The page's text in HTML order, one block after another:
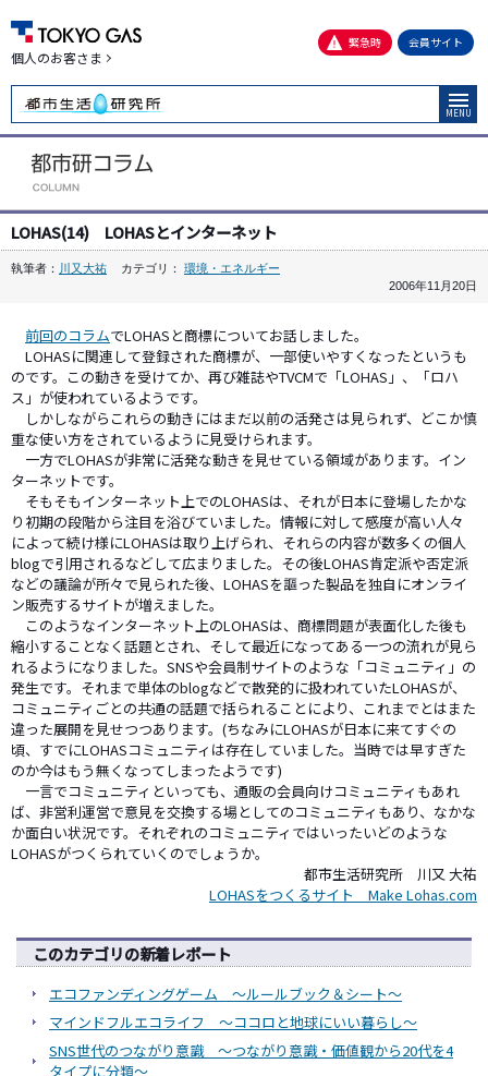
個人のお客さま
緊急時 会員サイト
MENU
LOHAS(14) LOHASとインターネット
執筆者： 川又大祐 カテゴリ： 環境・エネルギー
2006年11月20日
前回のコラムでLOHASと商標についてお話しました。
LOHASに関連して登録された商標が、一部使いやすくなったというも
のです。この動きを受けてか、再び雑誌やTVCMで「LOHAS」、「ロハ
ス」が使われているようです。
しかしながらこれらの動きにはまだ以前の活発さは見られず、どこか慎
重な使い方をされているように見受けられます。
一方でLOHASが非常に活発な動きを見せている領域があります。イン
ターネットです。
そもそもインターネット上でのLOHASは、それが日本に登場したかな
り初期の段階から注目を浴びていました。情報に対して感度が高い人々
によって続け様にLOHASは取り上げられ、それらの内容が数多くの個人
blogで引用されるなどして広まりました。その後LOHAS肯定派や否定派
などの議論が所々で見られた後、LOHASを謳った製品を独自にオンライ
ン販売するサイトが増えました。
このようなインターネット上のLOHASは、商標問題が表面化した後も
縮小することなく話題とされ、そして最近になってある一つの流れが見ら
れるようになりました。SNSや会員制サイトのような「コミュニティ」の
発生です。それまで単体のblogなどで散発的に扱われていたLOHASが、
コミュニティごとの共通の話題で括られることにより、これまでとはまた
違った展開を見せつつあります。(ちなみにLOHASが日本に来てすぐの
頃、すでにLOHASコミュニティは存在していました。当時では早すぎた
のか今はもう無くなってしまったようです)
一言でコミュニティといっても、通販の会員向けコミュニティもあれ
ば、非営利運営で意見を交換する場としてのコミュニティもあり、なかな
か面白い状況です。それぞれのコミュニティではいったいどのような
LOHASがつくられていくのでしょうか。
都市生活研究所 川又 大祐
LOHASをつくるサイト Make Lohas.com
このカテゴリの新着レポート
エコファンディングゲーム ～ルールブック＆シート～
マインドフルエコライフ ～ココロと地球にいい暮らし～
SNS世代のつながり意識 ～つながり意識・価値観から20代を4
タイプに分類～